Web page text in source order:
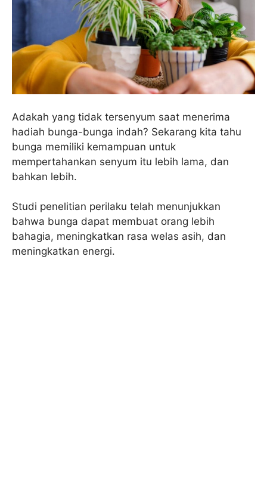
Adakah yang tidak tersenyum saat menerima
hadiah bunga-bunga indah? Sekarang kita tahu
bunga memiliki kemampuan untuk
mempertahankan senyum itu lebih lama, dan
bahkan lebih.
Studi penelitian perilaku telah menunjukkan
bahwa bunga dapat membuat orang lebih
bahagia, meningkatkan rasa welas asih, dan
meningkatkan energi.